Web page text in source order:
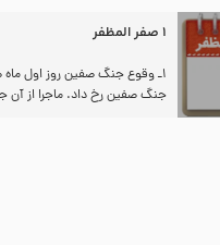
1 صفر المظفر
جنگ صفین رخ داد. ماجرا از آن